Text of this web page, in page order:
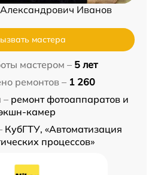
Иванов
мастера
мастером – 5 лет
ремонтов – 1 260
– ремонт фотоаппаратов и
камер
КубГТУ, «Автоматизация
процессов»